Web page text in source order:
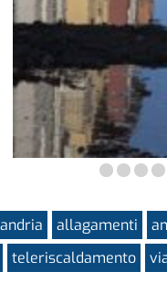
allagamenti
teleriscaldamento